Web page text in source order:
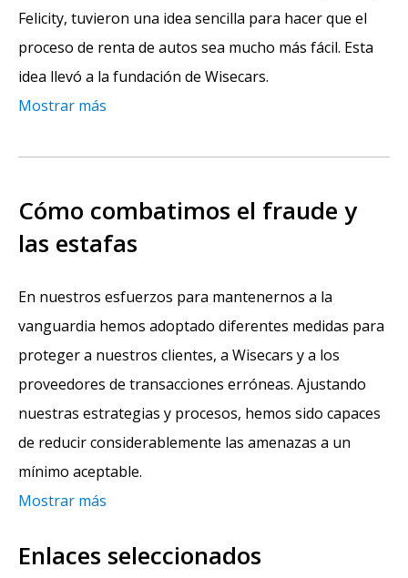
Felicity, tuvieron una idea sencilla para hacer que el
proceso de renta de autos sea mucho más fácil. Esta
idea llevó a la fundación de Wisecars.
Mostrar más
Cómo combatimos el fraude y
las estafas
En nuestros esfuerzos para mantenernos a la
vanguardia hemos adoptado diferentes medidas para
proteger a nuestros clientes, a Wisecars y a los
proveedores de transacciones erróneas. Ajustando
nuestras estrategias y procesos, hemos sido capaces
de reducir considerablemente las amenazas a un
mínimo aceptable.
Mostrar más
Enlaces seleccionados